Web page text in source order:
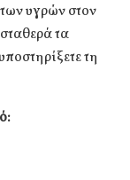
υγρών στον
τα
τη